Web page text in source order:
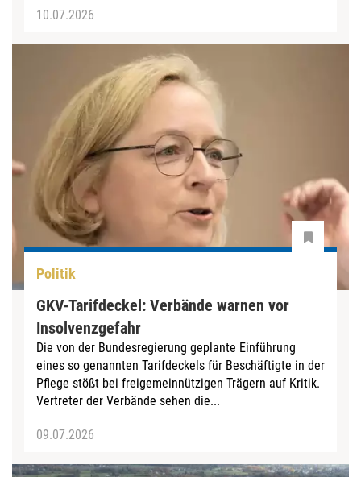
10.07.2026
Politik
GKV-Tarifdeckel: Verbände warnen vor
Insolvenzgefahr
Die von der Bundesregierung geplante Einführung
eines so genannten Tarifdeckels für Beschäftigte in der
Pflege stößt bei freigemeinnützigen Trägern auf Kritik.
Vertreter der Verbände sehen die...
09.07.2026